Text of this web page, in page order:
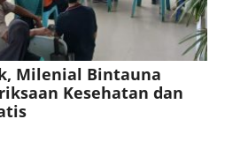
Milenial Bintauna
Kesehatan dan